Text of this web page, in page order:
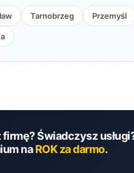
Tarnobrzeg Przemyśl
firmę? Świadczysz
naROK za darmo.